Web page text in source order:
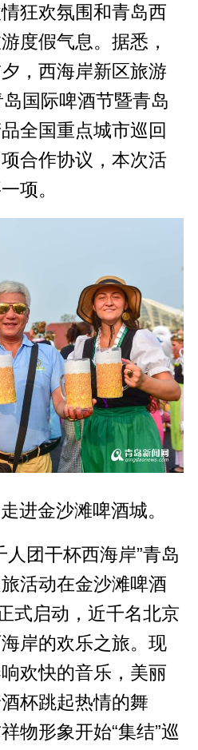
狂欢氛围和青岛西
度假气息。据悉，
，西海岸新区旅游
国际啤酒节暨青岛
全国重点城市巡回
合作协议，本次活
项。
进金沙滩啤酒城。
人团干杯西海岸”青岛
活动在金沙滩啤酒
式启动，近千名北京
岸的欢乐之旅。现
欢快的音乐，美丽
杯跳起热情的舞
物形象开始“集结”巡